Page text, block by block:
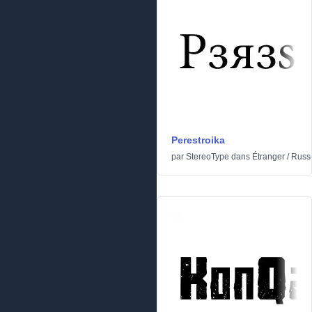
Perestroika
par StereoType dans Étranger /